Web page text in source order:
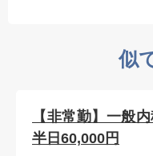
似
【非常勤】一般
半日60,000円